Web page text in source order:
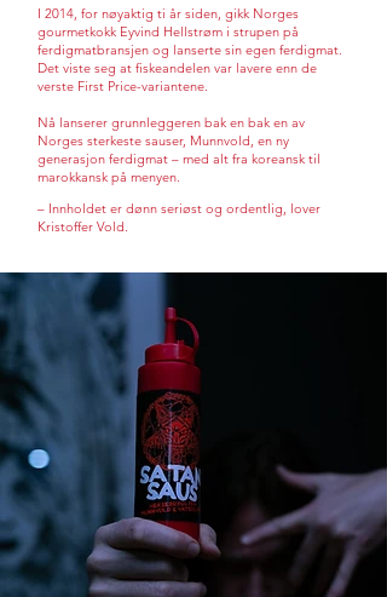
I 2014, for nøyaktig ti år siden, gikk Norges
gourmetkokk Eyvind Hellstrøm i strupen på
ferdigmatbransjen og lanserte sin egen ferdigmat.
Det viste seg at fiskeandelen var lavere enn de
verste First Price-variantene.
Nå lanserer grunnleggeren bak en bak en av
Norges sterkeste sauser, Munnvold, en ny
generasjon ferdigmat – med alt fra koreansk til
marokkansk på menyen.
– Innholdet er dønn seriøst og ordentlig, lover
Kristoffer Vold.